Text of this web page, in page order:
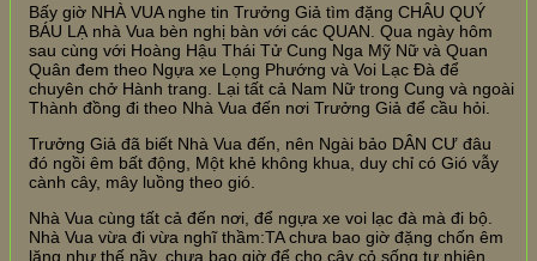
Bấy giờ NHÀ VUA nghe tin Trưởng Giả tìm đặng CHÂU QUÝ
BÁU LẠ nhà Vua bèn nghị bàn với các QUAN. Qua ngày hôm
sau cùng với Hoàng Hậu Thái Tử Cung Nga Mỹ Nữ và Quan
Quân đem theo Ngựa xe Lọng Phướng và Voi Lạc Đà để
chuyên chở Hành trang. Lại tất cả Nam Nữ trong Cung và ngoài
Thành đồng đi theo Nhà Vua đến nơi Trưởng Giả để cầu hỏi.
Trưởng Giả đã biết Nhà Vua đến, nên Ngài bảo DÂN CƯ đâu
đó ngồi êm bất động, Một khẻ không khua, duy chỉ có Gió vẫy
cành cây, mây luồng theo gió.
Nhà Vua cùng tất cả đến nơi, để ngựa xe voi lạc đà mà đi bộ.
Nhà Vua vừa đi vừa nghĩ thầm:TA chưa bao giờ đặng chốn êm
lặng như thế nầy, chưa bao giờ để cho cây cỏ sống tự nhiên,